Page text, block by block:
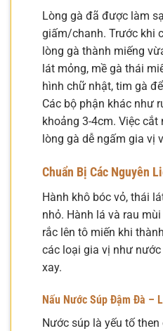
Lòng gà đã được làm
giấm/chanh. Trước khi
lòng gà thành miếng
lát mỏng, mề gà thái
hình chữ nhật, tim gà
Các bộ phận khác như
khoảng 3-4cm. Việc
lòng gà dễ ngấm gia vị
Chuẩn Bị Các Nguyên
Hành khô bóc vỏ, thái
nhỏ. Hành lá và rau
rắc lên tô miến khi
các loại gia vị như
xay.
Nấu Nước Súp Đậm Đà –
Nước súp là yếu tố